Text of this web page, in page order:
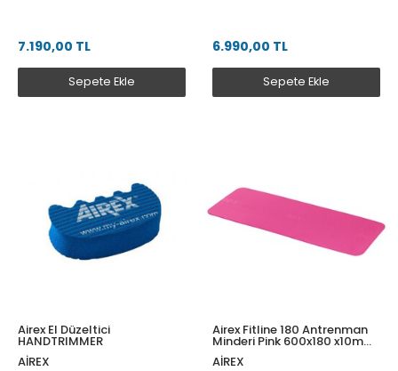
7.190,00 TL
Sepete Ekle
6.990,00 TL
Sepete Ekle
Airex El Düzeltici
HANDTRIMMER
AIREX
Airex Fitline 180 Antrenman
Minderi Pink 600x180 x10mm
FITLINE180PI
AIREX